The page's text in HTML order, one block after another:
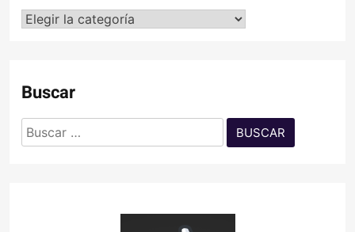
Categorías
Buscar
Buscar: